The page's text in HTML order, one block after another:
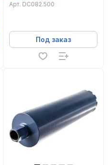
DC082.500
Арт. DC082.500
Под заказ